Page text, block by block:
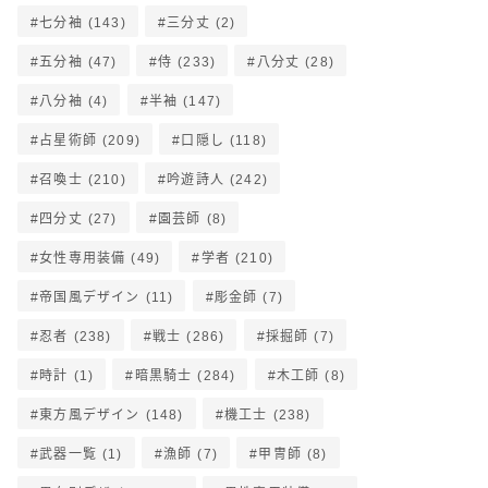
七分袖 (143) 三分丈 (2)
五分袖 (47) 侍 (233) 八分丈 (28)
八分袖 (4) 半袖 (147)
占星術師 (209) 口隠し (118)
召喚士 (210) 吟遊詩人 (242)
四分丈 (27) 園芸師 (8)
女性専用装備 (49) 学者 (210)
帝国風デザイン (11) 彫金師 (7)
忍者 (238) 戦士 (286) 採掘師 (7)
時計 (1) 暗黒騎士 (284) 木工師 (8)
東方風デザイン (148) 機工士 (238)
武器一覧 (1) 漁師 (7) 甲冑師 (8)